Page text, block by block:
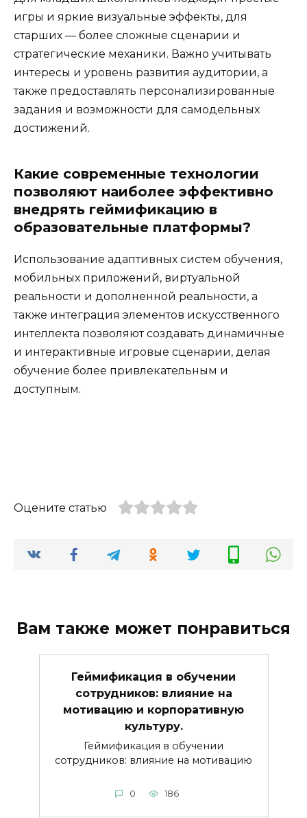
игры и яркие визуальные эффекты, для
старших — более сложные сценарии и
стратегические механики. Важно учитывать
интересы и уровень развития аудитории, а
также предоставлять персонализированные
задания и возможности для самодельных
достижений.
Какие современные технологии
позволяют наиболее эффективно
внедрять геймификацию в
образовательные платформы?
Использование адаптивных систем обучения,
мобильных приложений, виртуальной
реальности и дополненной реальности, а
также интеграция элементов искусственного
интеллекта позволяют создавать динамичные
и интерактивные игровые сценарии, делая
обучение более привлекательным и
доступным.
Оцените статью
Вам также может понравиться
Геймификация в обучении
сотрудников: влияние на
мотивацию и корпоративную
культуру.
Геймификация в обучении
сотрудников: влияние на мотивацию
0 186